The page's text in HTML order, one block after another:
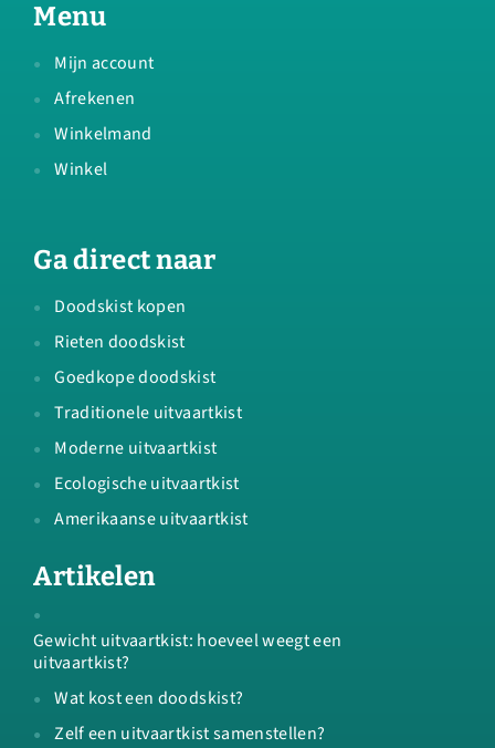
Menu
Mijn account
Afrekenen
Winkelmand
Winkel
Ga direct naar
Doodskist kopen
Rieten doodskist
Goedkope doodskist
Traditionele uitvaartkist
Moderne uitvaartkist
Ecologische uitvaartkist
Amerikaanse uitvaartkist
Artikelen
Gewicht uitvaartkist: hoeveel weegt een
uitvaartkist?
Wat kost een doodskist?
Zelf een uitvaartkist samenstellen?